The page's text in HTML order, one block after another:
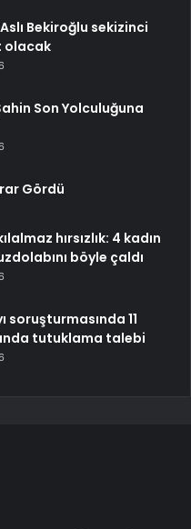
Bekiroğlu sekizinci
olacak
Son Yolculuğuna
Gördü
hırsızlık: 4 kadın
böyle çaldı
soruşturmasında 11
tutuklama talebi